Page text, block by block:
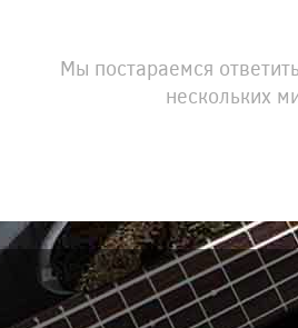
Мы постараемся
нескольких